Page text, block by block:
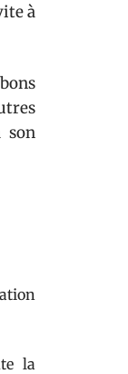
à
son
la